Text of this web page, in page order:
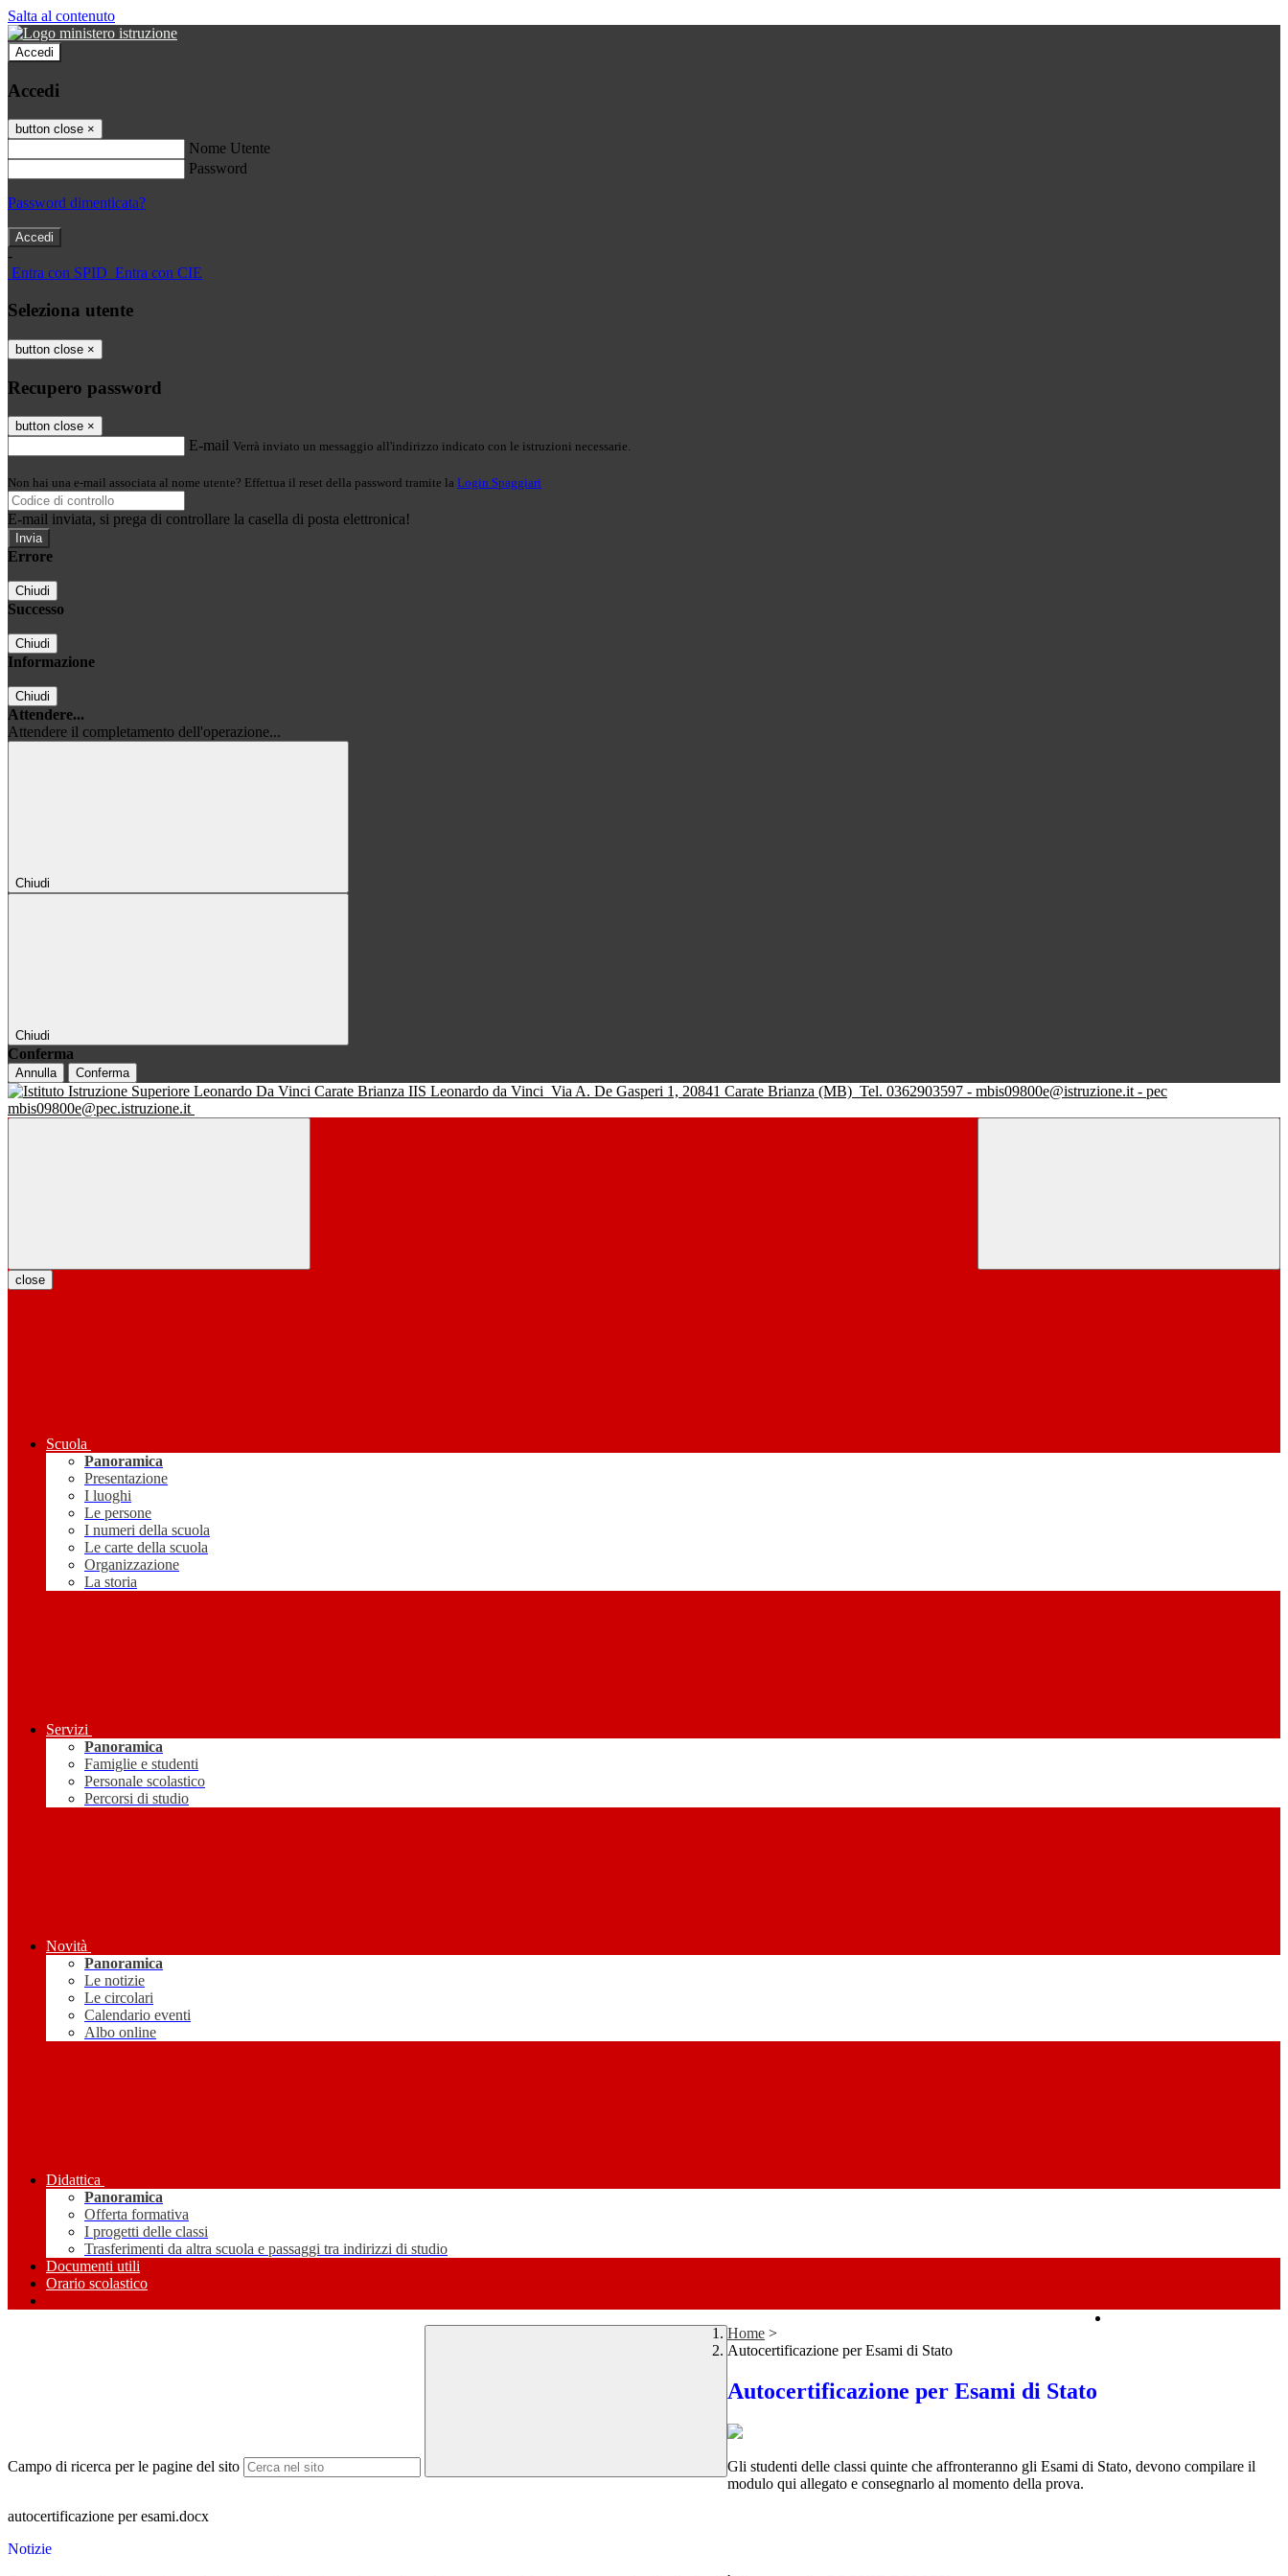
Salta al contenuto
Accedi
Accedi
button close ×
Nome Utente
Password
Password dimenticata?
-
Entra con SPID Entra con CIE
Seleziona utente
button close ×
Recupero password
button close ×
E-mail Verrà inviato un messaggio all'indirizzo indicato con le istruzioni necessarie.
Non hai una e-mail associata al nome utente? Effettua il reset della password tramite la Login Spaggiari
E-mail inviata, si prega di controllare la casella di posta elettronica!
Errore
Chiudi
Successo
Chiudi
Informazione
Chiudi
Attendere...
Attendere il completamento dell'operazione...
Chiudi
Chiudi
Conferma
Annulla Conferma
IIS Leonardo da Vinci Via A. De Gasperi 1, 20841 Carate Brianza (MB) Tel. 0362903597 - mbis09800e@istruzione.it - pec
mbis09800e@pec.istruzione.it
close
Scuola
Panoramica
Presentazione
I luoghi
Le persone
I numeri della scuola
Le carte della scuola
Organizzazione
La storia
Servizi
Panoramica
Famiglie e studenti
Personale scolastico
Percorsi di studio
Novità
Panoramica
Le notizie
Le circolari
Calendario eventi
Albo online
Didattica
Panoramica
Offerta formativa
I progetti delle classi
Trasferimenti da altra scuola e passaggi tra indirizzi di studio
Documenti utili
Orario scolastico
Campo di ricerca per le pagine del sito
Home >
Autocertificazione per Esami di Stato
Autocertificazione per Esami di Stato
Gli studenti delle classi quinte che affronteranno gli Esami di Stato, devono compilare il
modulo qui allegato e consegnarlo al momento della prova.
autocertificazione per esami.docx
Notizie